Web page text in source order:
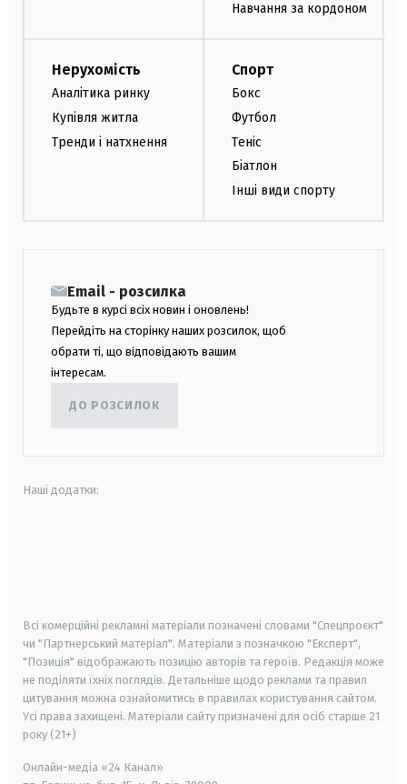
Навчання за кордоном
Нерухомість
Аналітика ринку
Купівля житла
Тренди і натхнення
Спорт
Бокс
Футбол
Теніс
Біатлон
Інші види спорту
Email - розсилка
Будьте в курсі всіх новин і оновлень!
Перейдіть на сторінку наших розсилок, щоб
обрати ті, що відповідають вашим
інтересам.
ДО РОЗСИЛОК
Наші додатки:
Всі комерційні рекламні матеріали позначені словами "Спецпроєкт"
чи "Партнерський матеріал". Матеріали з позначкою "Експерт",
"Позиція" відображають позицію авторів та героїв. Редакція може
не поділяти їхніх поглядів. Детальніше щодо реклами та правил
цитування можна ознайомитись в правилах користування сайтом.
Усі права захищені. Матеріали сайту призначені для осіб старше 21
року (21+)
Онлайн-медіа «24 Канал»